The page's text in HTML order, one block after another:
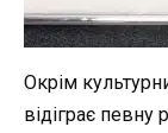
Окрім
відіграє